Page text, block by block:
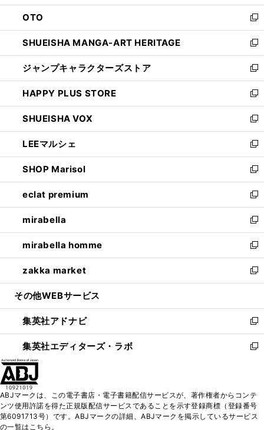
ウ
で
開
く
ン
ド
ウ
で
開
く
OTO
新
し
い
ウ
ィ
ン
ド
ウ
で
開
く
SHUEISHA MANGA-ART HERITAGE
新
し
い
ウ
ィ
ン
ド
ウ
で
開
く
ジャンプキャラクターズストア
新
し
い
ウ
ィ
ン
ド
ウ
で
開
く
HAPPY PLUS STORE
新
し
い
ウ
ィ
ン
ド
ウ
で
開
く
SHUEISHA VOX
新
し
い
ウ
ィ
ン
ド
ウ
で
開
く
LEEマルシェ
新
し
い
ウ
ィ
ン
ド
ウ
で
開
く
SHOP Marisol
新
し
い
ウ
ィ
ン
ド
ウ
で
開
eclat premium
新
し
い
ウ
ィ
ン
ド
ウ
開
く
mirabella
新
し
い
ウ
ィ
ン
ウ
で
開
く
mirabella homme
新
し
い
ウ
ン
ド
ウ
で
zakka market
新
し
ウ
ィ
ン
ド
く
その他WEBサービス
集英社アドナビ
新
し
い
ド
ウ
で
集英社エディターズ・ラボ
新
ィ
ン
ド
ABJマークは、この電子書店・電子書籍配信サービスが、著作権者からコンテ
ンツ使用許諾を得た正規版配信サービスであることを示す登録商標（登録番号
第6091713号）です。ABJマークの詳細、ABJマークを掲示しているサービス
の一覧はこちら。